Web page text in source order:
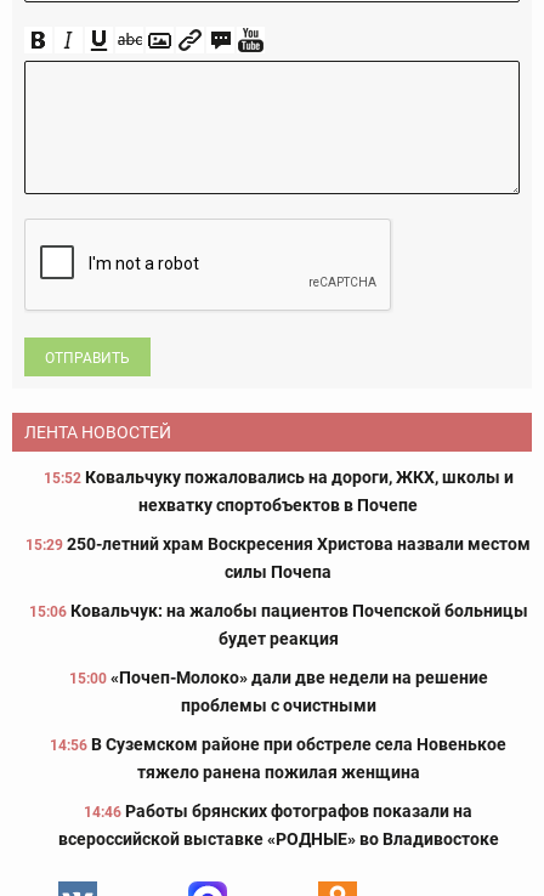
ОТПРАВИТЬ
ЛЕНТА НОВОСТЕЙ
15:52 Ковальчуку пожаловались на дороги, ЖКХ, школы и
нехватку спортобъектов в Почепе
15:29 250-летний храм Воскресения Христова назвали местом
силы Почепа
15:06 Ковальчук: на жалобы пациентов Почепской больницы
будет реакция
15:00 «Почеп-Молоко» дали две недели на решение
проблемы с очистными
14:56 В Суземском районе при обстреле села Новенькое
тяжело ранена пожилая женщина
14:46 Работы брянских фотографов показали на
всероссийской выставке «РОДНЫЕ» во Владивостоке